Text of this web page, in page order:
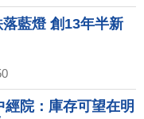
藍燈 創13年半新
院：庫存可望在明